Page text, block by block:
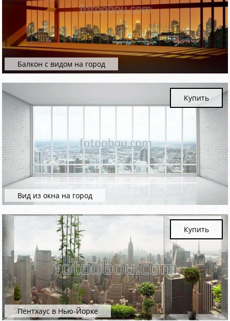
Балкон с видом на город
Вид из окна на город
Купить
Пентхаус в Нью-Йорке
Купить